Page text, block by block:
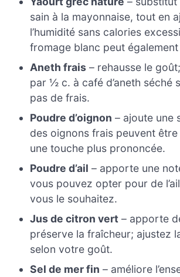
sain à la mayonnaise, tout en
l’humidité sans calories
fromage blanc peut également
Aneth frais – rehausse le
par ½ c. à café d’aneth séché
pas de frais.
Poudre d’oignon – ajoute une
des oignons frais peuvent
une touche plus prononcée.
Poudre d’ail – apporte une
vous pouvez opter pour de
vous le souhaitez.
Jus de citron vert – apporte
préserve la fraîcheur; ajustez
selon votre goût.
Sel de mer fin – améliore